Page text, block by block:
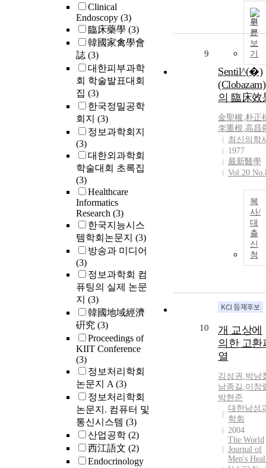
Clinical
Endoscopy (3)
臨床藥學 (3)
韓國家禽學會
誌 (3)
대한피부과학
회 학술발표대회
집 (3)
한국정밀공학
회지 (3)
정보과학회지
(3)
대한외과학회
학술대회 초록집
(3)
Healthcare
Informatics
Research (3)
한국지능시스
템학회논문지 (3)
방송과 미디어
(3)
정보과학회 컴
퓨팅의 실제 논문
지 (3)
韓國地域經濟
硏究 (3)
Proceedings of
KIIT Conference
(3)
정보처리학회
논문지 A(3)
정보처리학회
논문지. 컴퓨터 및
통신시스템 (3)
산업공학 (2)
西江語文 (2)
Endocrinology
원
문
보
기
9
Sentil^(�)
(Clobazam)
의 臨床效
金聖權,朴正
李重根,高昌
최신의학
1977
最新醫學
Vol.20
복
사/
대
출
신
청
10
개 교상에
의한 고환
열
김성권 ,박남
남종길 ,이창
박현준
대한남성
학회
2004
The World
Journal of
Men's